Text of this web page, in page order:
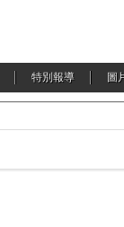
特別報導 圖